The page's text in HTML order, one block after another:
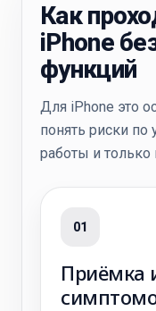
Как
iPhone
функций
Для iPhone это
понять риски по
работы и только
01
Приёмка